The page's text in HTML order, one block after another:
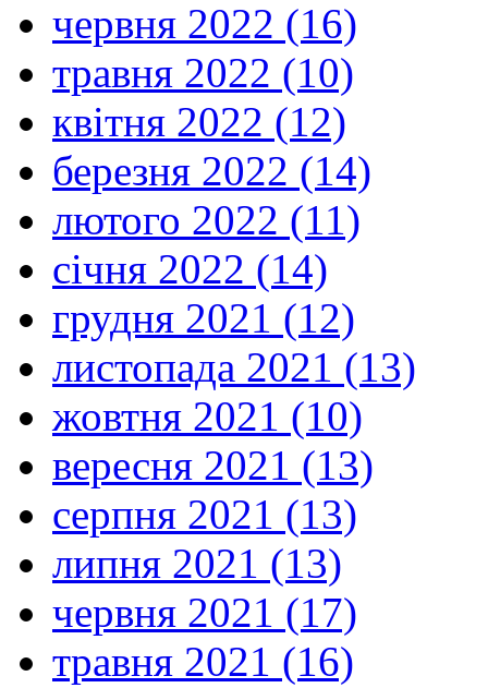
червня 2022 (16)
травня 2022 (10)
квітня 2022 (12)
березня 2022 (14)
лютого 2022 (11)
січня 2022 (14)
грудня 2021 (12)
листопада 2021 (13)
жовтня 2021 (10)
вересня 2021 (13)
серпня 2021 (13)
липня 2021 (13)
червня 2021 (17)
травня 2021 (16)